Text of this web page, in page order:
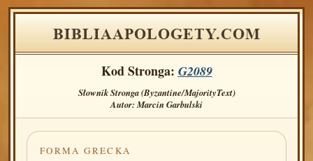
BIBLIAAPOLOGETY.COM
Kod Stronga: G2089
Słownik Stronga (Byzantine/MajorityText)
Autor: Marcin Garbulski
FORMA GRECKA